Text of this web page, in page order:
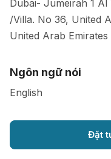
Dubai- Jumeirah 1
/Villa. No 36, United
United Arab Emirates
Ngôn ngữ nói
English
Đặt